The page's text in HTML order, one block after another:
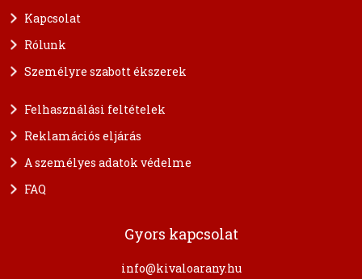
Kapcsolat
Rólunk
Személyre szabott ékszerek
Felhasználási feltételek
Reklamációs eljárás
A személyes adatok védelme
FAQ
Gyors kapcsolat
info@kivaloarany.hu